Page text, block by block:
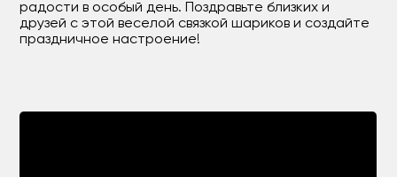
радости в особый день. Поздравьте близких и
друзей с этой веселой связкой шариков и создайте
праздничное настроение!